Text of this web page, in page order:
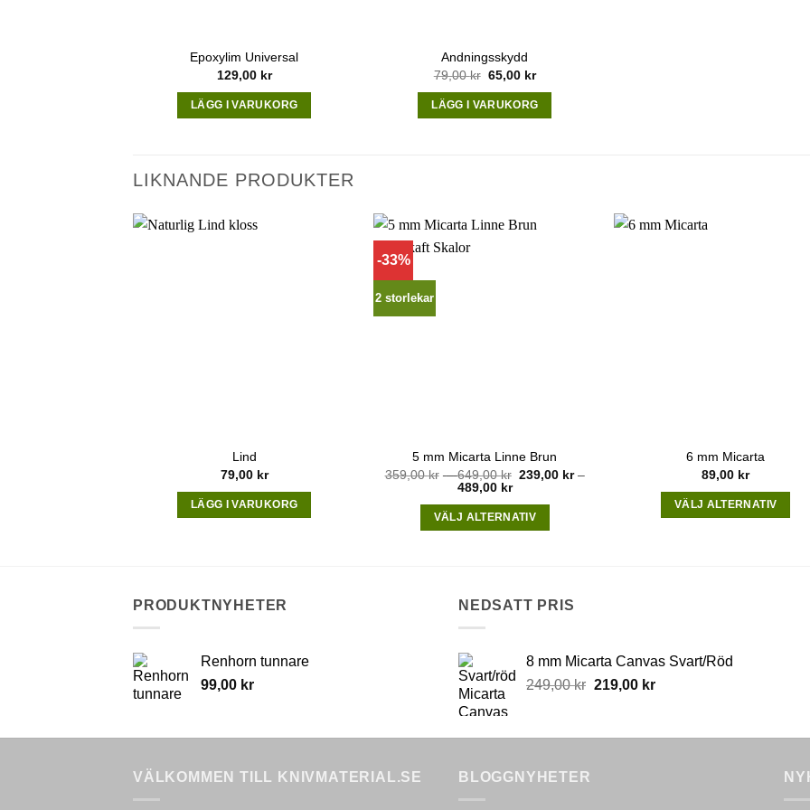
Epoxylim Universal
129,00 kr
LÄGG I VARUKORG
Andningsskydd
79,00kr Original
was:
79,00 kr.
65,00 krCurrent
is:
65,00 kr.
LÄGG I VARUKORG
LIKNANDE PRODUKTER
Lind
79,00 kr
LÄGG I VARUKORG
-33%
2 storlekar
5 mm Micarta Linne Brun
359,00kr – 649,00kr Price
through
649,00 kr
239,00 kr –
489,00 krPrice
239,00 kr
through
VÄLJ ALTERNATIV
multiple
may
be
the
6 mm Micarta
89,00 kr
VÄLJ ALTERNATIV
on
PRODUKTNYHETER
Renhorn tunnare
99,00 kr
NEDSATT PRIS
8 mm Micarta Canvas Svart/Röd
249,00kr Original
249,00 kr.
219,00 krCurrent
219,00 kr.
VÄLKOMMEN TILL KNIVMATERIAL.SE BLOGGNYHETER